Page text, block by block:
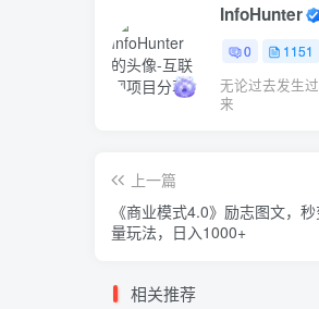
InfoHunter
0 1151
无论过去发生
来
上一篇
《商业模式4.0》励志图文，
量玩法，日入1000+
相关推荐